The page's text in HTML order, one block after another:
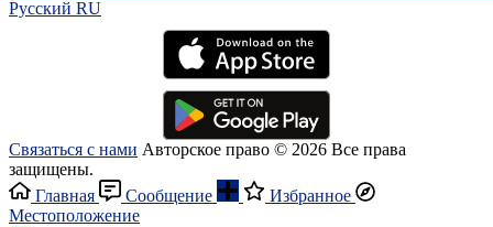
Русский RU‎
Связаться с нами Авторское право © 2026 Все права
защищены.
Главная
Сообщение
Избранное
Местоположение